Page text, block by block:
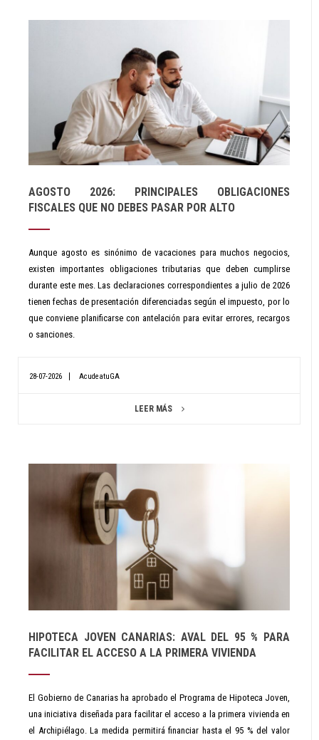
AGOSTO 2026: PRINCIPALES OBLIGACIONES
FISCALES QUE NO DEBES PASAR POR ALTO
Aunque agosto es sinónimo de vacaciones para muchos negocios,
existen importantes obligaciones tributarias que deben cumplirse
durante este mes. Las declaraciones correspondientes a julio de 2026
tienen fechas de presentación diferenciadas según el impuesto, por lo
que conviene planificarse con antelación para evitar errores, recargos
o sanciones.
28-07-2026 AcudeatuGA
LEER MÁS
HIPOTECA JOVEN CANARIAS: AVAL DEL 95 % PARA
FACILITAR EL ACCESO A LA PRIMERA VIVIENDA
El Gobierno de Canarias ha aprobado el Programa de Hipoteca Joven,
una iniciativa diseñada para facilitar el acceso a la primera vivienda en
el Archipiélago. La medida permitirá financiar hasta el 95 % del valor